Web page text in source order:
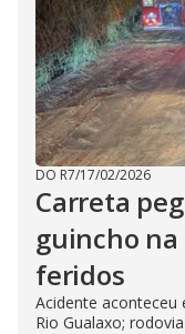
DO R7/17/02/2026
Carreta
guincho na
feridos
Acidente aconteceu
Rio Gualaxo;